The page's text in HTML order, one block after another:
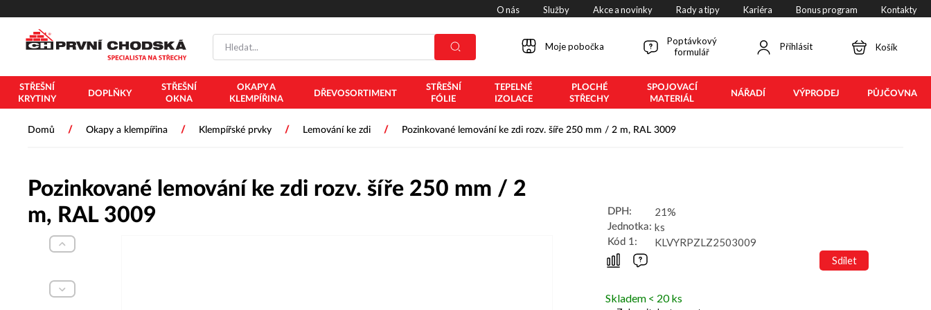
O nás Služby Akce a novinky Rady a tipy Kariéra Bonus program Kontakty
Moje pobočka
Poptávkový
formulář
Přihlásit Košík
STŘEŠNÍ
KRYTINY
DOPLŇKY
STŘEŠNÍ
OKNA
OKAPY A
KLEMPÍŘINA
DŘEVOSORTIMENT
STŘEŠNÍ
FÓLIE
TEPELNÉ
IZOLACE
PLOCHÉ
STŘECHY
SPOJOVACÍ
MATERIÁL
NÁŘADÍ VÝPRODEJ PŮJČOVNA
Domů / Okapy a klempířina / Klempířské prvky / Lemování ke zdi / Pozinkované lemování ke zdi rozv. šíře 250 mm / 2 m, RAL 3009
Pozinkované lemování ke zdi rozv. šíře 250 mm / 2
m, RAL 3009
DPH: 21%
Jednotka: ks
Kód 1: KLVYRPZLZ2503009
Sdílet
Skladem < 20 ks